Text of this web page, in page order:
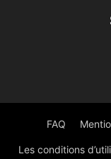
FAQ
Les conditions